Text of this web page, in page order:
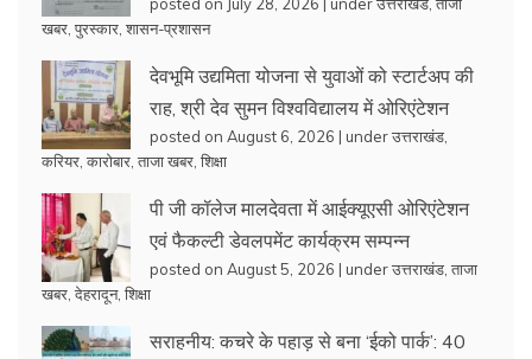
खबर पुरस्कार शासन-प्रशासन
देवभूमि उद्यमिता योजना से युवाओं को स्टार्टअप की
राह, श्री देव सुमन विश्वविद्यालय में ओरिएंटेशन
posted on August 6, 2026 | underउत्तराखंड
करियर कारोबार ताजा खबर शिक्षा
पी जी कॉलेज मालदेवता में आईक्यूएसी ओरिएंटेशन
एवं फैकल्टी डेवलपमेंट कार्यक्रम सम्पन्न
posted on August 5, 2026 | underउत्तराखंड ताजा
खबर देहरादून, शिक्षा
सराहनीय: कचरे के पहाड़ से बना ‘ईको पार्क’: 40